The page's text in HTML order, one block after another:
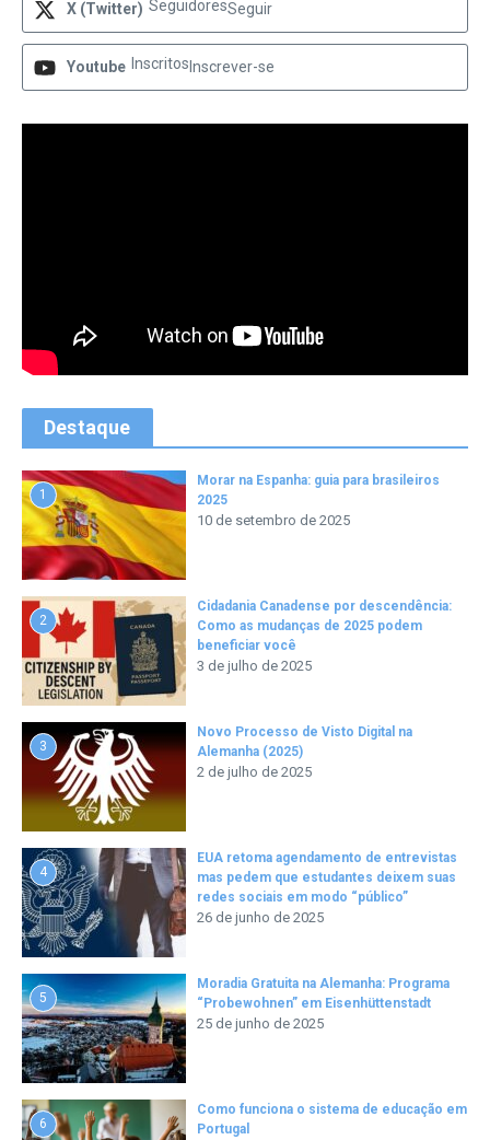
X (Twitter) SeguidoresSeguir
Youtube Inscritos Inscrever-se
Destaque
1
Morar na Espanha: guia para brasileiros
2025
10 de setembro de 2025
2
Cidadania Canadense por descendência:
Como as mudanças de 2025 podem
beneficiar você
3 de julho de 2025
3
Novo Processo de Visto Digital na
Alemanha (2025)
2 de julho de 2025
4
EUA retoma agendamento de entrevistas
mas pedem que estudantes deixem suas
redes sociais em modo “público”
26 de junho de 2025
5
Moradia Gratuita na Alemanha: Programa
“Probewohnen” em Eisenhüttenstadt
25 de junho de 2025
6
Como funciona o sistema de educação em
Portugal